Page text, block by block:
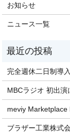
お知らせ
ニュース一覧
完全週休二日制導
MBCラジオ 初出演
meviy Marketplace
ブラザー工業株式